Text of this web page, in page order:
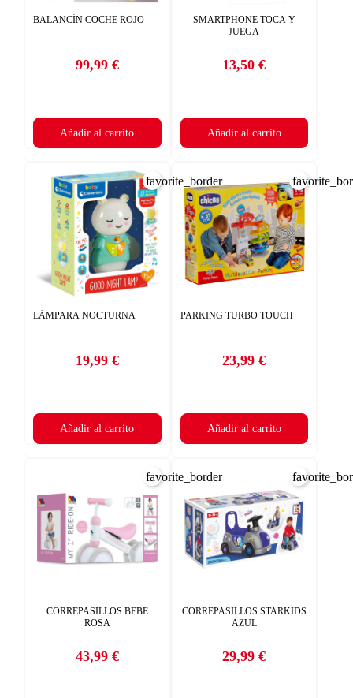
BALANCÍN COCHE ROJO
Precio
99,99 €
Añadir al carrito
SMARTPHONE TOCA Y
JUEGA
Precio
13,50 €
Añadir al carrito
LÁMPARA NOCTURNA
Precio
19,99 €
Añadir al carrito
favorite_border
PARKING TURBO TOUCH
Precio
23,99 €
Añadir al carrito
CORREPASILLOS BEBE
ROSA
Precio
43,99 €
favorite_border
CORREPASILLOS STARKIDS
AZUL
Precio
29,99 €